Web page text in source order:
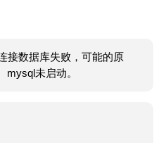
接数据库失败，可能的原
mysql未启动。